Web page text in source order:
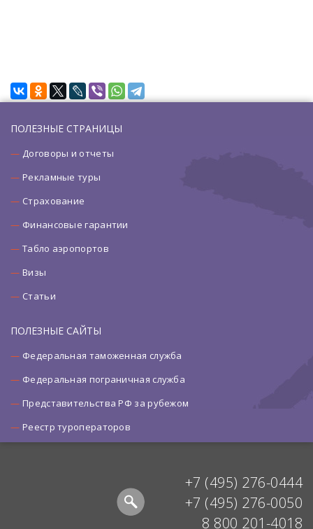
ПОЛЕЗНЫЕ СТРАНИЦЫ
Договоры и отчеты
Рекламные туры
Страхование
Финансовые гарантии
Табло аэропортов
Визы
Статьи
ПОЛЕЗНЫЕ САЙТЫ
Федеральная таможенная служба
Федеральная пограничная служба
Представительства РФ за рубежом
Реестр туроператоров
+7 (495) 276-0444
+7 (495) 276-0050
8 800 201-4018